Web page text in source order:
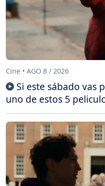
Cine • AGO 8 / 2026
Si este sábado vas
uno de estos 5